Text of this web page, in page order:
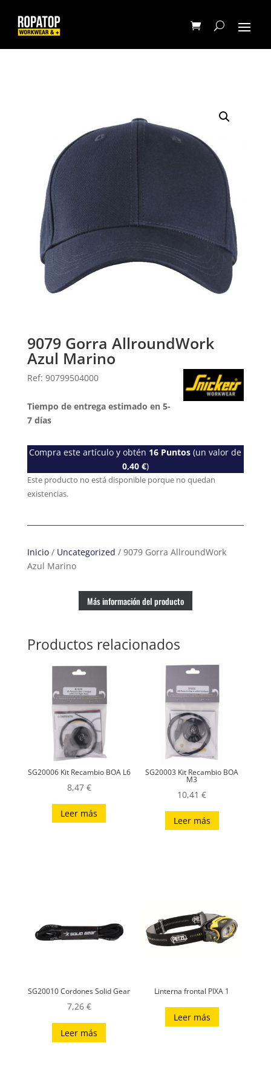
9079 Gorra AllroundWork
Azul Marino
Ref: 90799504000
Tiempo de entrega estimado en 5-
7 días
Compra este artículo y obtén 16 Puntos (un valor de
0,40 €)
Este producto no está disponible porque no quedan
existencias.
Inicio/ Uncategorized / 9079 Gorra AllroundWork
Azul Marino
Más información del producto
Productos relacionados
SG20006 Kit Recambio BOA L6
8,47 €
Leer más
SG20003 Kit Recambio BOA
M3
10,41€
Leer más
SG20010 Cordones Solid Gear
7,26 €
Leer más
Linterna frontal PIXA 1
Leer más